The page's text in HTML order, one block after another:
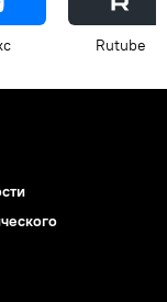
Rutube